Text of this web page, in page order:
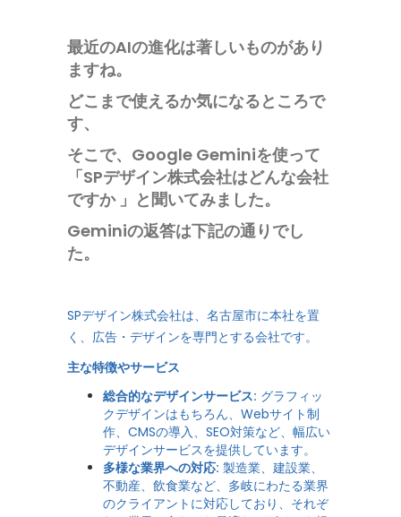
最近のAIの進化は著しいものがあり
ますね。
どこまで使えるか気になるところで
す、
そこで、Google Geminiを使って
「SPデザイン株式会社はどんな会社
ですか 」と聞いてみました。
Geminiの返答は下記の通りでし
た。
SPデザイン株式会社は、名古屋市に本社を置
く、広告・デザインを専門とする会社です。
主な特徴やサービス
総合的なデザインサービス: グラフィッ
クデザインはもちろん、Webサイト制
作、CMSの導入、SEO対策など、幅広い
デザインサービスを提供しています。
多様な業界への対応: 製造業、建設業、
不動産、飲食業など、多岐にわたる業界
のクライアントに対応しており、それぞ